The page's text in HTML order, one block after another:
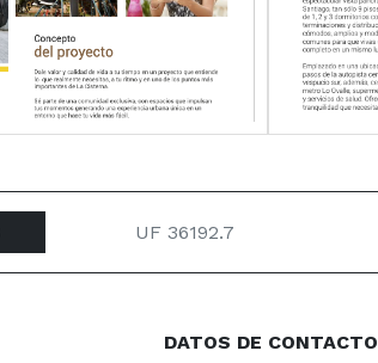
UF 36192.7
DATOS DE CONTACTO